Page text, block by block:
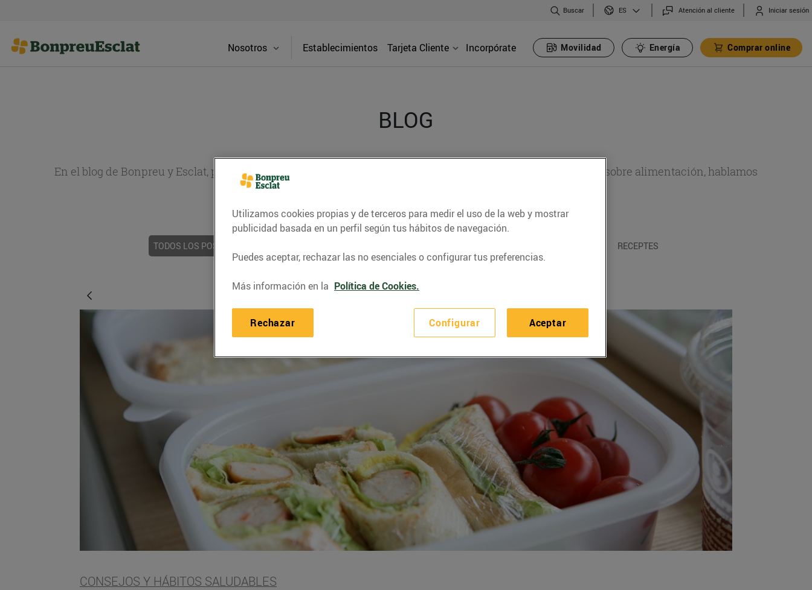
Buscar ES Atención al cliente Iniciar sesión
Nosotros Establecimientos Tarjeta Cliente Incorpórate Movilidad Energía Comprar online
BLOG
En el blog de Bonpreu y Esclat, puedes encontrar recetas, consejos nutricionales, información de actualidad sobre alimentación, hablamos
TODOS LOS POSTS RECEPTES
CONSEJOS Y HÁBITOS SALUDABLES
Utilizamos cookies propias y de terceros para medir el uso de la web y mostrar
publicidad basada en un perfil según tus hábitos de navegación.
Puedes aceptar, rechazar las no esenciales o configurar tus preferencias.
Más información en la Política de Cookies.
Configurar
Rechazar Aceptar